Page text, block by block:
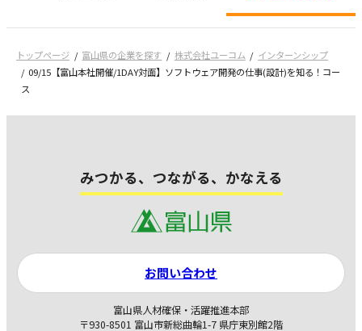
トップページ 富山県の企業を探す 株式会社ユーコム
インターンシップ
09/15【富山本社開催/1DAY対面】ソフトウェア開発の仕事(設計)を知る！コー
ス
みつかる、つながる、かなえる
富山県人材確保・活躍推進本部
〒930-8501 富山市新総曲輪1-7 県庁東別館2階
お問い合わせ